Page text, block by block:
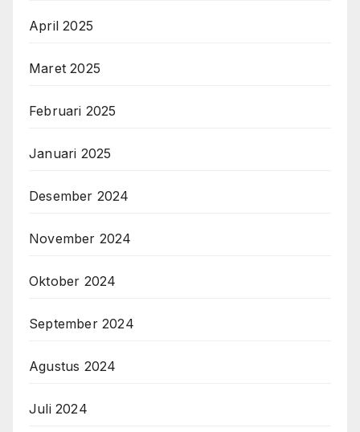
April 2025
Maret 2025
Februari 2025
Januari 2025
Desember 2024
November 2024
Oktober 2024
September 2024
Agustus 2024
Juli 2024